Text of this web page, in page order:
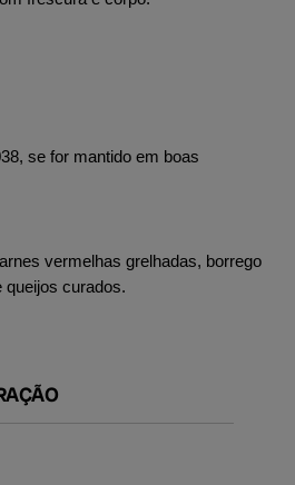
se for mantido em boas
vermelhas grelhadas, borrego
queijos curados.